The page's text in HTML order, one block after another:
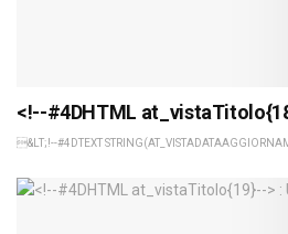
<!--#4DHTML
&LT;!--#4DTEXT